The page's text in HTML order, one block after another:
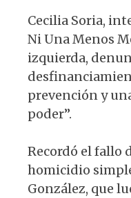
Cecilia Soria,
Ni Una Menos
izquierda,
prevención y
poder”.
Recordó el fallo
homicidio
González, que